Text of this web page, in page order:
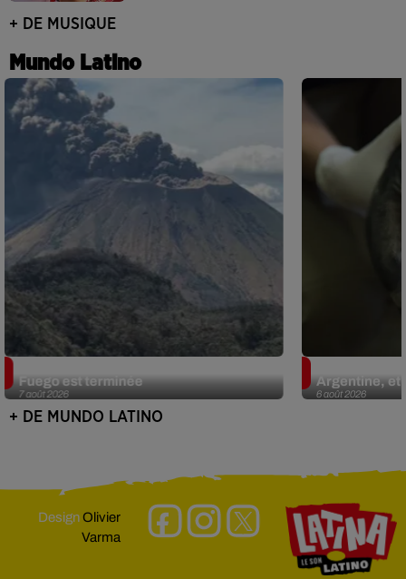
+ DE MUSIQUE
Mundo Latino
7 août 2026
Fuego est terminée
6 août 2026
Argentine, et
+ DE MUNDO LATINO
DesignOlivier
Varma